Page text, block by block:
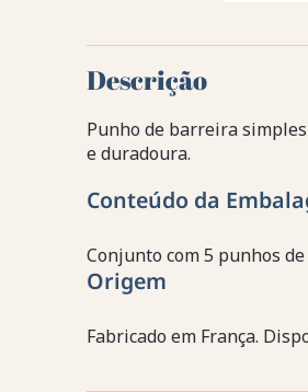
Descrição
Punho de barreira
e duradoura.
Conteúdo da
Conjunto com 5 punhos
Origem
Fabricado em França.